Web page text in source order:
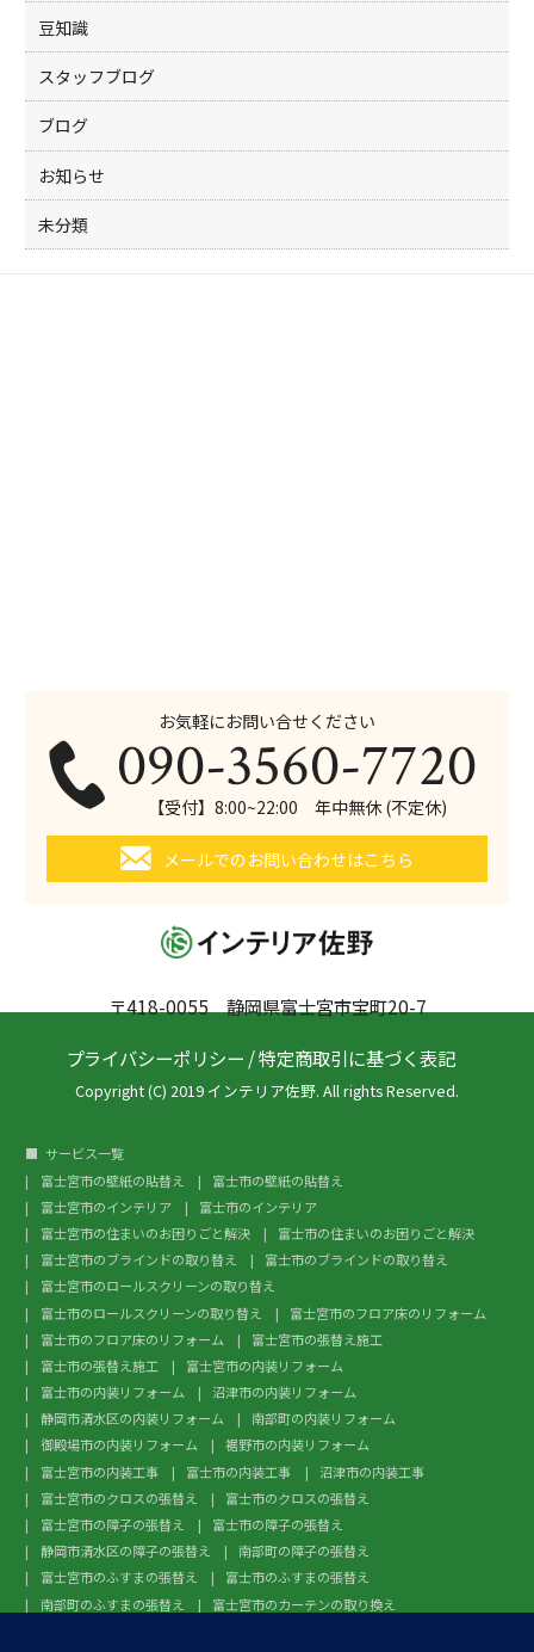
豆知識
スタッフブログ
ブログ
お知らせ
未分類
〒418-0055 静岡県富士宮市宝町20-7
お気軽にお問い合せください
090-3560-7720
【受付】8:00~22:00 年中無休 (不定休)
メールでのお問い合わせはこちら
プライバシーポリシー /特定商取引に基づく表記
Copyright (C) 2019 インテリア佐野. All rights Reserved.
サービス一覧
富士宮市の壁紙の貼替え
富士市の壁紙の貼替え
富士宮市のインテリア
富士市のインテリア
富士宮市の住まいのお困りごと解決
富士市の住まいのお困りごと解決
富士宮市のブラインドの取り替え
富士市のブラインドの取り替え
富士宮市のロールスクリーンの取り替え
富士市のロールスクリーンの取り替え
富士宮市のフロア床のリフォーム
富士市のフロア床のリフォーム
富士宮市の張替え施工
富士市の張替え施工
富士宮市の内装リフォーム
富士市の内装リフォーム
沼津市の内装リフォーム
静岡市清水区の内装リフォーム
南部町の内装リフォーム
御殿場市の内装リフォーム
裾野市の内装リフォーム
富士宮市の内装工事
富士市の内装工事
沼津市の内装工事
富士宮市のクロスの張替え
富士市のクロスの張替え
富士宮市の障子の張替え
富士市の障子の張替え
静岡市清水区の障子の張替え
南部町の障子の張替え
富士宮市のふすまの張替え
富士市のふすまの張替え
南部町のふすまの張替え
富士宮市のカーテンの取り換え